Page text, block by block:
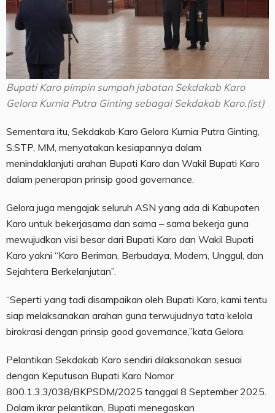
Bupati Karo pimpin sumpah jabatan Sekdakab Karo
Gelora Kurnia Putra Ginting sebagai Sekdakab Karo.(ist)
Sementara itu, Sekdakab Karo Gelora Kurnia Putra Ginting,
S.STP, MM, menyatakan kesiapannya dalam
menindaklanjuti arahan Bupati Karo dan Wakil Bupati Karo
dalam penerapan prinsip good governance.
Gelora juga mengajak seluruh ASN yang ada di Kabupaten
Karo untuk bekerjasama dan sama – sama bekerja guna
mewujudkan visi besar dari Bupati Karo dan Wakil Bupati
Karo yakni “Karo Beriman, Berbudaya, Modern, Unggul, dan
Sejahtera Berkelanjutan”.
“Seperti yang tadi disampaikan oleh Bupati Karo, kami tentu
siap melaksanakan arahan guna terwujudnya tata kelola
birokrasi dengan prinsip good governance,”kata Gelora.
Pelantikan Sekdakab Karo sendiri dilaksanakan sesuai
dengan Keputusan Bupati Karo Nomor
800.1.3.3/038/BKPSDM/2025 tanggal 8 September 2025.
Dalam ikrar pelantikan, Bupati menegaskan